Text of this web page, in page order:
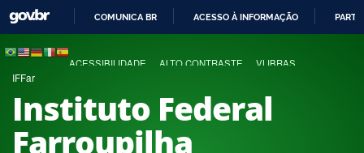
COMUNICA BR ACESSO À INFORMAÇÃO
ACESSIBILIDADE ALTO CONTRASTE VLIBRAS
IFFar
Instituto Federal
Farroupilha